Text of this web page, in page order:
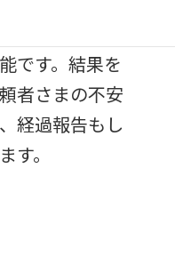
です。結果を
者さまの不安
経過報告もし
す。